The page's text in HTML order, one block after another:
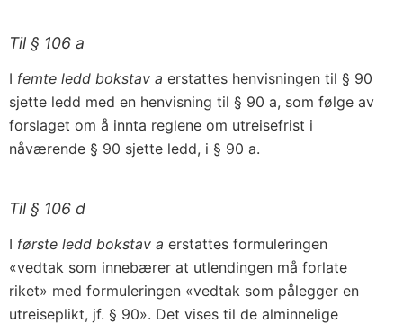
Til § 106 a
I femte ledd bokstav a erstattes henvisningen til § 90
sjette ledd med en henvisning til § 90 a, som følge av
forslaget om å innta reglene om utreisefrist i
nåværende § 90 sjette ledd, i § 90 a.
Til § 106 d
I første ledd bokstav a erstattes formuleringen
«vedtak som innebærer at utlendingen må forlate
riket» med formuleringen «vedtak som pålegger en
utreiseplikt, jf. § 90». Det vises til de alminnelige